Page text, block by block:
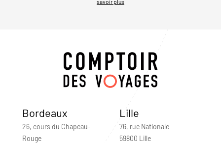
Bordeaux
26, cours du Chapeau-
Rouge
Lille
76, rue Nationale
59800 Lille